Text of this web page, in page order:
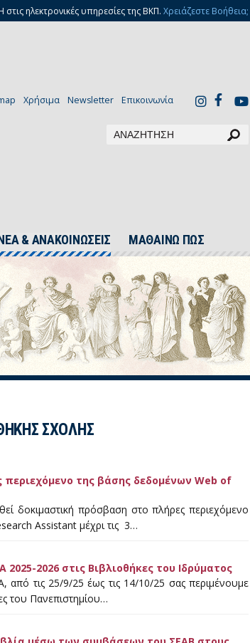
ηλεκτρονικές υπηρεσίες της ΒΚΠ. Χρειάζεστε Βοήθεια;
Χρήσιμα Newsletter Επικοινωνία
& ΑΝΑΚΟΙΝΩΣΕΙΣ ΜΑΘΑΙΝΩ ΠΩΣ
ΣΧΟΛΗΣ
της βάσης δεδομένων Web of
δοκιμαστική πρόσβαση στo πλήρες περιεχόμενο
Assistant μέχρι τις 3…
2026 στις Βιβλιοθήκες του Ιδρύματος
από τις 25/9/25 έως τις 14/10/25 σας περιμένουμε
του Πανεπιστημίου…